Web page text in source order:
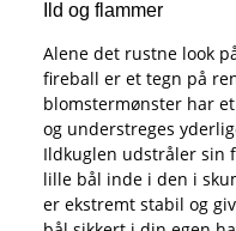
Ild og flammer
Alene det rustne look
fireball er et tegn på
blomstermønster har
og understreges
Ildkuglen udstråler sin
lille bål inde i den i
er ekstremt stabil og